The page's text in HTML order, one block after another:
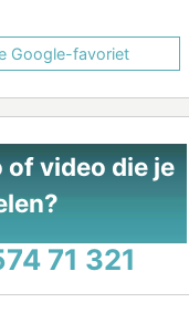
Google-favoriet
of video die je
71 321